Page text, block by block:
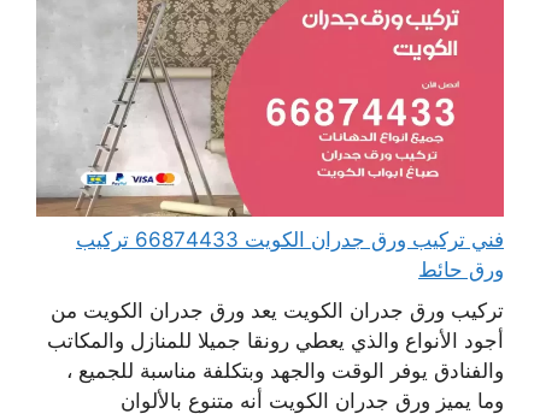
فني تركيب ورق جدران الكويت 66874433 تركيب
ورق حائط
تركيب ورق جدران الكويت يعد ورق جدران الكويت من
أجود الأنواع والذي يعطي رونقا جميلا للمنازل والمكاتب
والفنادق يوفر الوقت والجهد وبتكلفة مناسبة للجميع ،
وما يميز ورق جدران الكويت أنه متنوع بالألوان